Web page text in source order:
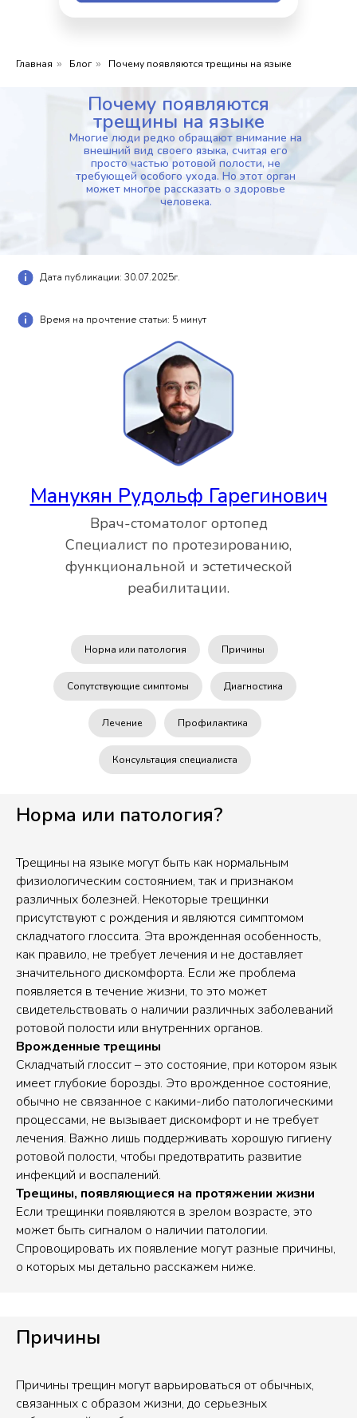
Главная » Блог » Почему появляются трещины на языке
Почему появляются
трещины на языке
Многие люди редко обращают внимание на
внешний вид своего языка, считая его
просто частью ротовой полости, не
требующей особого ухода. Но этот орган
может многое рассказать о здоровье
человека.
Дата публикации: 30.07.2025г.
Время на прочтение статьи: 5 минут
Манукян Рудольф Гарегинович
Врач-стоматолог ортопед
Специалист по протезированию,
функциональной и эстетической
реабилитации.
Норма или патология Причины
Сопутствующие симптомы Диагностика
Лечение Профилактика
Консультация специалиста
Норма или патология?
Трещины на языке могут быть как нормальным
физиологическим состоянием, так и признаком
различных болезней. Некоторые трещинки
присутствуют с рождения и являются симптомом
складчатого глоссита. Эта врожденная особенность,
как правило, не требует лечения и не доставляет
значительного дискомфорта. Если же проблема
появляется в течение жизни, то это может
свидетельствовать о наличии различных заболеваний
ротовой полости или внутренних органов.
Врожденные трещины
Складчатый глоссит – это состояние, при котором язык
имеет глубокие борозды. Это врожденное состояние,
обычно не связанное с какими-либо патологическими
процессами, не вызывает дискомфорт и не требует
лечения. Важно лишь поддерживать хорошую гигиену
ротовой полости, чтобы предотвратить развитие
инфекций и воспалений.
Трещины, появляющиеся на протяжении жизни
Если трещинки появляются в зрелом возрасте, это
может быть сигналом о наличии патологии.
Спровоцировать их появление могут разные причины,
о которых мы детально расскажем ниже.
Причины
Причины трещин могут варьироваться от обычных,
связанных с образом жизни, до серьезных